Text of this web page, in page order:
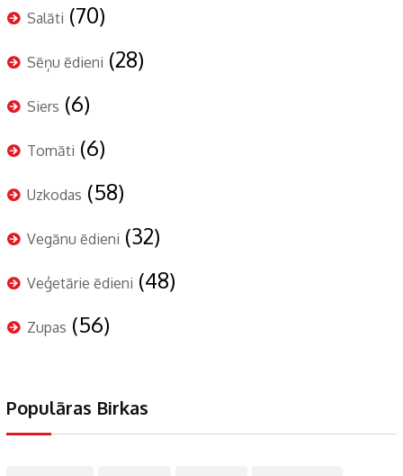
Salāti (70)
Sēņu ēdieni (28)
Siers (6)
Tomāti (6)
Uzkodas (58)
Vegānu ēdieni (32)
Veģetārie ēdieni (48)
Zupas (56)
Populāras Birkas